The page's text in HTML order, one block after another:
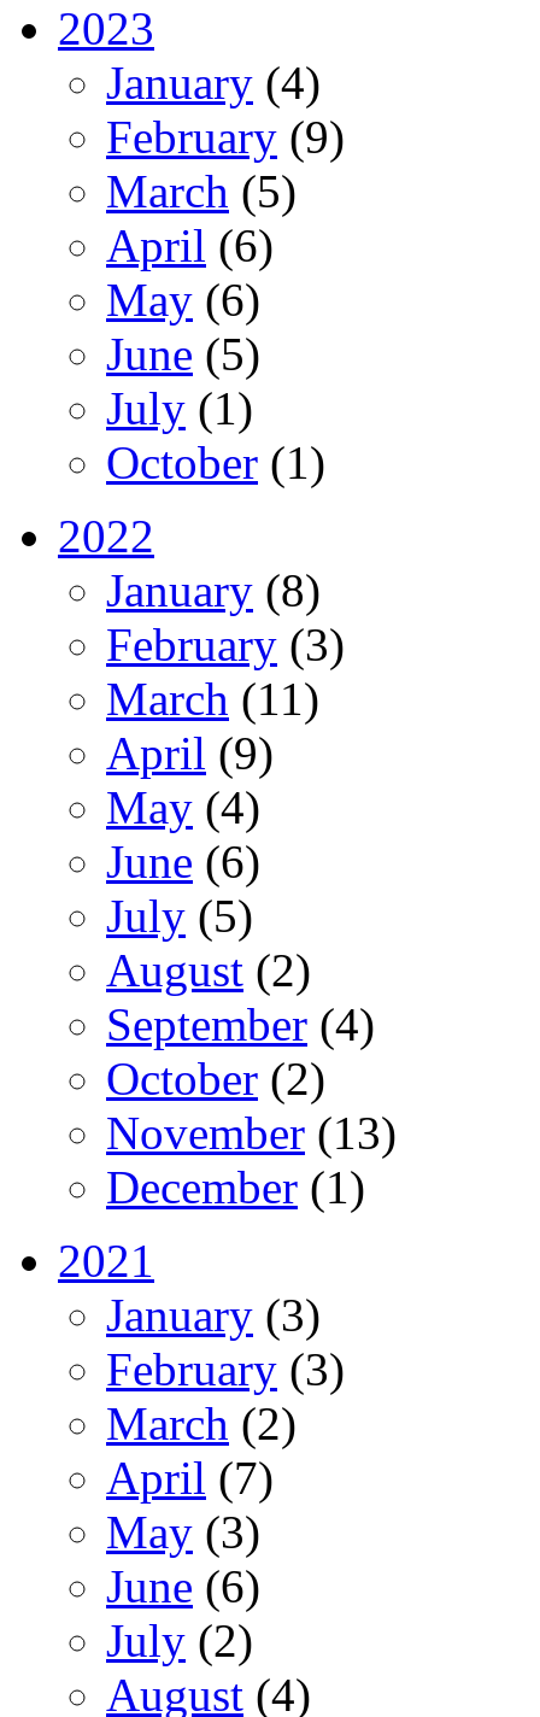
2023
January (4)
February (9)
March (5)
April (6)
May (6)
June (5)
July (1)
October (1)
2022
January (8)
February (3)
March (11)
April (9)
May (4)
June (6)
July (5)
August (2)
September (4)
October (2)
November (13)
December (1)
2021
January (3)
February (3)
March (2)
April (7)
May (3)
June (6)
July (2)
August (4)